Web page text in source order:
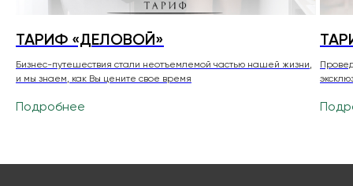
ТАРИФ «ДЕЛОВОЙ»
Бизнес-путешествия стали неотъемлемой частью нашей жизни,
и мы знаем, как Вы цените свое время
Подробнее